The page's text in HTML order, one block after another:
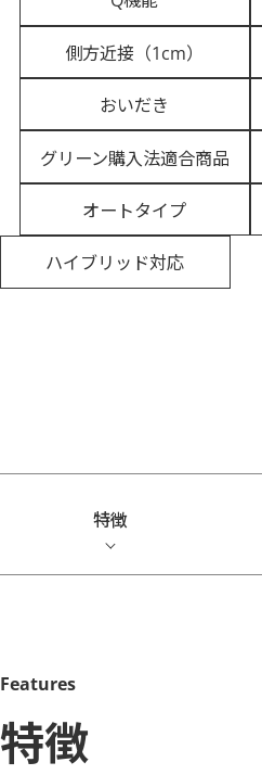
側方近接（1cm）
おいだき
グリーン購入法適合商品
オートタイプ
ハイブリッド対応
特徴
Features
特徴